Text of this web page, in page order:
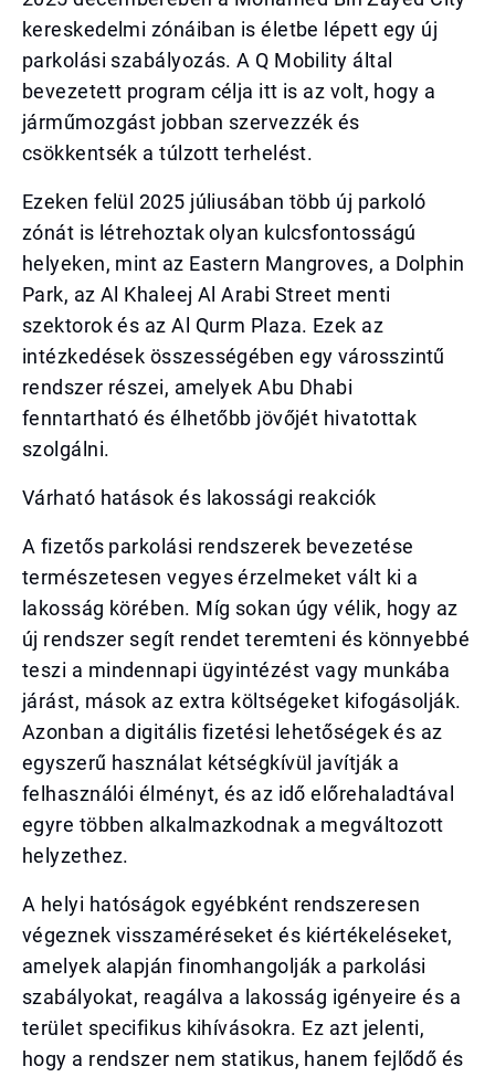
kereskedelmi zónáiban is életbe lépett egy új
parkolási szabályozás. A Q Mobility által
bevezetett program célja itt is az volt, hogy a
járműmozgást jobban szervezzék és
csökkentsék a túlzott terhelést.
Ezeken felül 2025 júliusában több új parkoló
zónát is létrehoztak olyan kulcsfontosságú
helyeken, mint az Eastern Mangroves, a Dolphin
Park, az Al Khaleej Al Arabi Street menti
szektorok és az Al Qurm Plaza. Ezek az
intézkedések összességében egy városszintű
rendszer részei, amelyek Abu Dhabi
fenntartható és élhetőbb jövőjét hivatottak
szolgálni.
Várható hatások és lakossági reakciók
A fizetős parkolási rendszerek bevezetése
természetesen vegyes érzelmeket vált ki a
lakosság körében. Míg sokan úgy vélik, hogy az
új rendszer segít rendet teremteni és könnyebbé
teszi a mindennapi ügyintézést vagy munkába
járást, mások az extra költségeket kifogásolják.
Azonban a digitális fizetési lehetőségek és az
egyszerű használat kétségkívül javítják a
felhasználói élményt, és az idő előrehaladtával
egyre többen alkalmazkodnak a megváltozott
helyzethez.
A helyi hatóságok egyébként rendszeresen
végeznek visszaméréseket és kiértékeléseket,
amelyek alapján finomhangolják a parkolási
szabályokat, reagálva a lakosság igényeire és a
terület specifikus kihívásokra. Ez azt jelenti,
hogy a rendszer nem statikus, hanem fejlődő és